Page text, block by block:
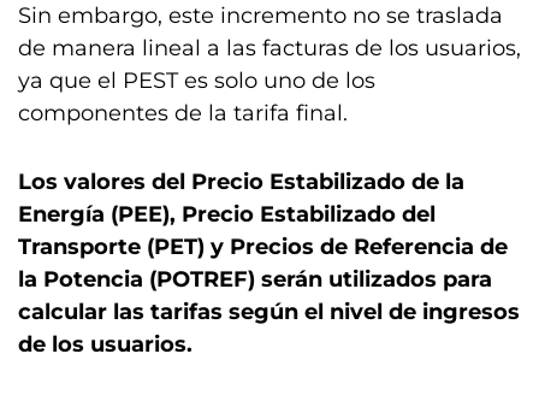
Sin embargo, este incremento no se traslada
de manera lineal a las facturas de los usuarios,
ya que el PEST es solo uno de los
componentes de la tarifa final.
Los valores del Precio Estabilizado de la
Energía (PEE), Precio Estabilizado del
Transporte (PET) y Precios de Referencia de
la Potencia (POTREF) serán utilizados para
calcular las tarifas según el nivel de ingresos
de los usuarios.